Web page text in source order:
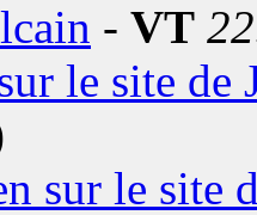
- VT
le site de
sur le site